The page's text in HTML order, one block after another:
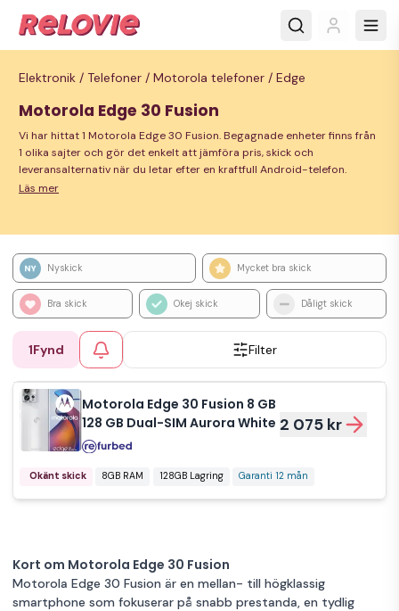
Elektronik / Telefoner / Motorola telefoner / Edge
Motorola Edge 30 Fusion
Vi har hittat 1 Motorola Edge 30 Fusion. Begagnade enheter finns från
1 olika sajter och gör det enkelt att jämföra pris, skick och
leveransalternativ när du letar efter en kraftfull Android-telefon.
Läs mer
Nyskick Mycket bra skick
Bra skick Okej skick Dåligt skick
1Fynd Filter
Motorola Edge 30 Fusion 8 GB
128 GB Dual-SIM Aurora White 2 075 kr
Okänt skick 8GB RAM 128GB Lagring Garanti 12 mån
Kort om Motorola Edge 30 Fusion
Motorola Edge 30 Fusion är en mellan- till högklassig
smartphone som fokuserar på snabb prestanda, en tydlig